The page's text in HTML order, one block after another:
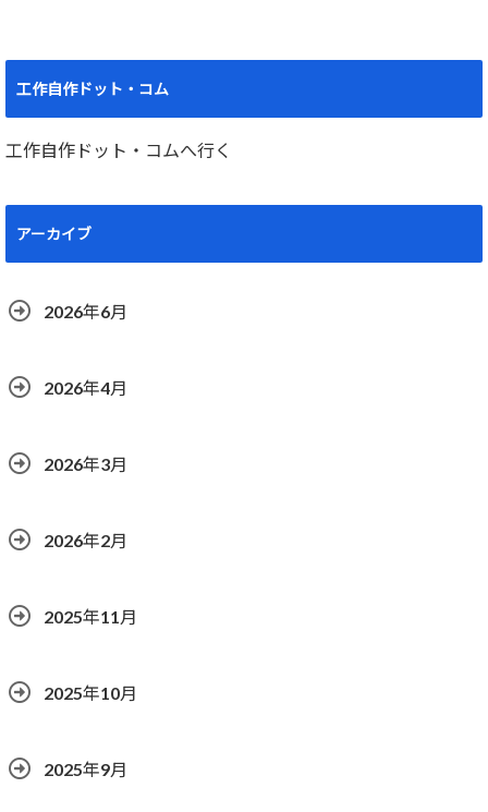
工作自作ドット・コム
工作自作ドット・コムへ行く
アーカイブ
2026年6月
2026年4月
2026年3月
2026年2月
2025年11月
2025年10月
2025年9月